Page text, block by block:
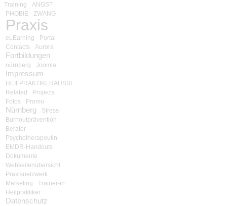
Training
ANGST
PHOBIE
ZWANG
Praxis
eLEarning
Portal
Contacts
Aurora
Fortbildungen
nürnberg Joomla
Impressum
HEILPRAKTIKERAUSBILDUNG
Related
Projects
Fotos
Promo
Nürnberg
Stress-
Burnoutprävention
Berater
Psychotherapeutin
EMDR-Handouts
Dokumente
Webseitenübersicht
Praxisnetzwerk
Marketing
Trainer-in
Heilpraktiker
Datenschutz